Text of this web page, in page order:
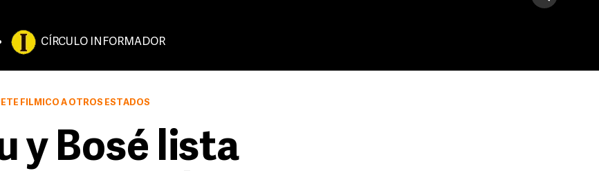
CÍRCULO INFORMADOR
FÍLMICO A OTROS ESTADOS
y Bosé lista